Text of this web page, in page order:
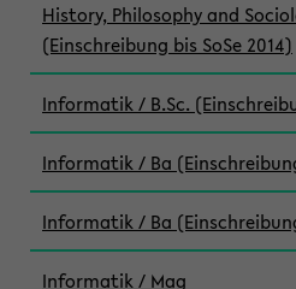
History, Philosophy and
(Einschreibung bis SoSe 2014)
Informatik / B.Sc.
Informatik / Ba
Informatik / Ba
Informatik / Mag